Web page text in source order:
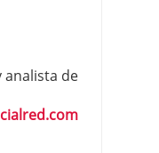
de